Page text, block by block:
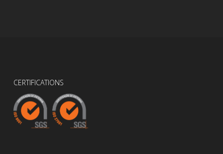
CERTIFICATIONS